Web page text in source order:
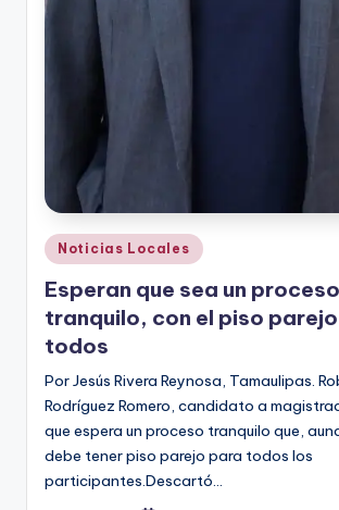
Publicado
en
Noticias Locales
Esperan que sea un proceso
tranquilo, con el piso
todos
Por Jesús Rivera Reynosa, Tamaulipas.
Rodríguez Romero, candidato a
que espera un proceso tranquilo que,
debe tener piso parejo para todos los
participantes.Descartó…